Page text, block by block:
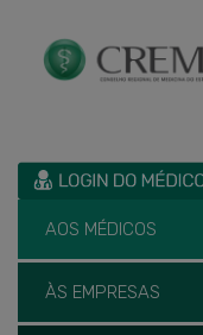
AOS MÉDICOS
ÀS EMPRESAS